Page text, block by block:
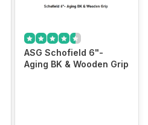
ASG Schofield 6"-
Aging BK & Wooden Grip